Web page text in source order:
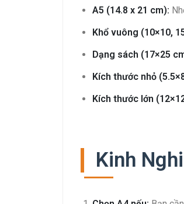
A5 (14.8 x 21 cm):
Khổ vuông (10×10,
Dạng sách (17×25
Kích thước nhỏ
Kích thước lớn
Kinh